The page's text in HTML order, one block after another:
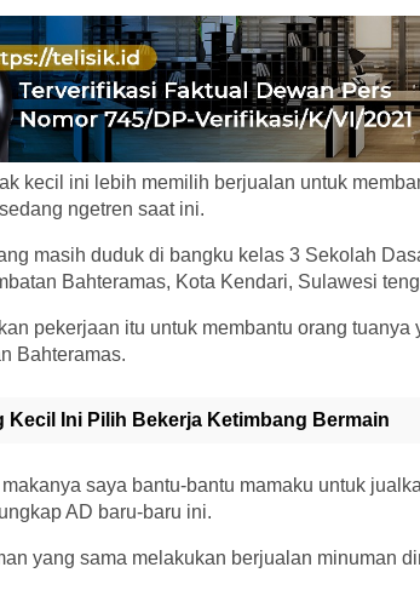
kecil ini lebih memilih berjualan untuk
ngetren saat ini.
masih duduk di bangku kelas 3 Sekolah
Bahteramas, Kota Kendari, Sulawesi
pekerjaan itu untuk membantu orang
Bahteramas.
Kecil Ini Pilih Bekerja Ketimbang Bermain
saya bantu-bantu mamaku untuk
AD baru-baru ini.
yang sama melakukan berjualan minuman